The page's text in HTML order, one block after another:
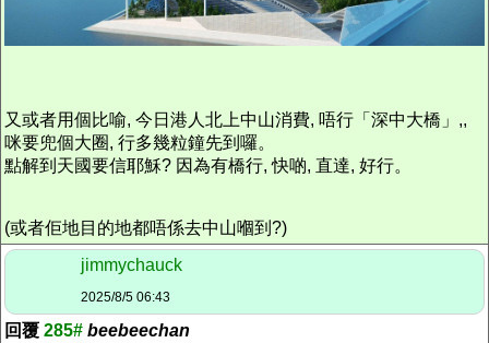
又或者用個比喻, 今日港人北上中山消費, 唔行「深中大橋」,,
咪要兜個大圈, 行多幾粒鐘先到囉。
點解到天國要信耶穌? 因為有橋行, 快啲, 直達, 好行。
(或者佢地目的地都唔係去中山嗰到?)
jimmychauck
2025/8/5 06:43
回覆 285# beebeechan